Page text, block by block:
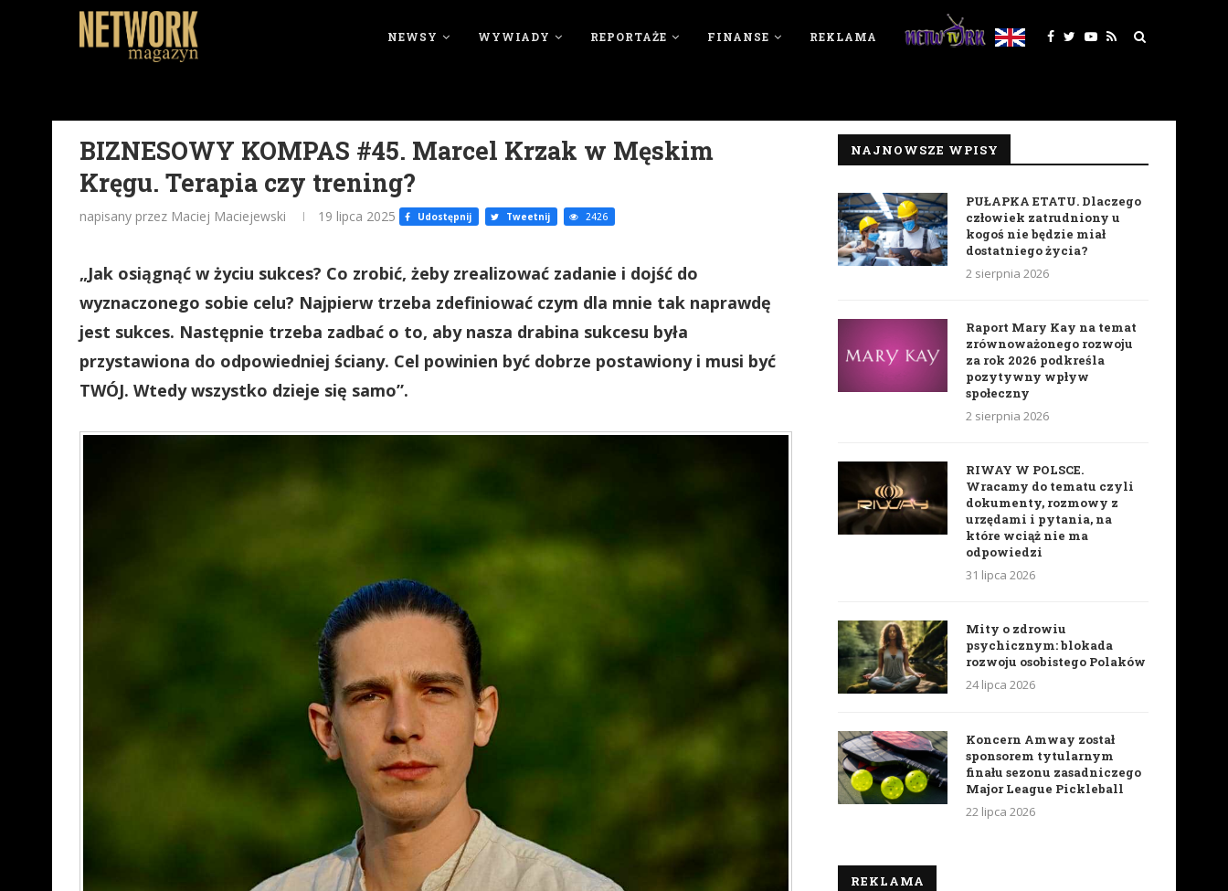
NEWSY WYWIADY REPORTAŻE FINANSE REKLAMA
BIZNESOWY KOMPAS #45. Marcel Krzak w Męskim
Kręgu. Terapia czy trening?
napisany przez Maciej Maciejewski 19 lipca 2025 Udostępnij Tweetnij 2426
„Jak osiągnąć w życiu sukces? Co zrobić, żeby zrealizować zadanie i dojść do
wyznaczonego sobie celu? Najpierw trzeba zdefiniować czym dla mnie tak naprawdę
jest sukces. Następnie trzeba zadbać o to, aby nasza drabina sukcesu była
przystawiona do odpowiedniej ściany. Cel powinien być dobrze postawiony i musi być
TWÓJ. Wtedy wszystko dzieje się samo”.
NAJNOWSZE WPISY
PUŁAPKA ETATU. Dlaczego
człowiek zatrudniony u
kogoś nie będzie miał
dostatniego życia?
2 sierpnia 2026
Raport Mary Kay na temat
zrównoważonego rozwoju
za rok 2026 podkreśla
pozytywny wpływ
społeczny
2 sierpnia 2026
RIWAY W POLSCE.
Wracamy do tematu czyli
dokumenty, rozmowy z
urzędami i pytania, na
które wciąż nie ma
odpowiedzi
31 lipca 2026
Mity o zdrowiu
psychicznym: blokada
rozwoju osobistego Polaków
24 lipca 2026
Koncern Amway został
sponsorem tytularnym
finału sezonu zasadniczego
Major League Pickleball
22 lipca 2026
REKLAMA